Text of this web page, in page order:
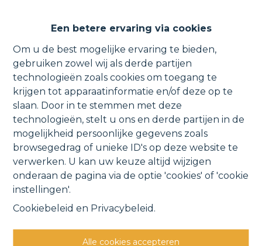
Een betere ervaring via cookies
Om u de best mogelijke ervaring te bieden,
gebruiken zowel wij als derde partijen
technologieën zoals cookies om toegang te
krijgen tot apparaatinformatie en/of deze op te
slaan. Door in te stemmen met deze
technologieën, stelt u ons en derde partijen in de
mogelijkheid persoonlijke gegevens zoals
browsegedrag of unieke ID's op deze website te
verwerken. U kan uw keuze altijd wijzigen
onderaan de pagina via de optie 'cookies' of 'cookie
instellingen'.
Cookiebeleid en Privacybeleid.
Alle cookies accepteren
VERKOCHT
Recente, energiezuinige woning met
Haeghensgoed 47, 9270 Laarne